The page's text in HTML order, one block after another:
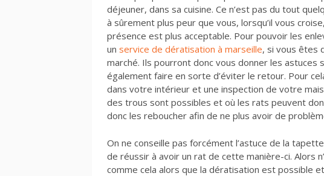
déjeuner, dans sa cuisine. Ce n’est pas du tout
à sûrement plus peur que vous, lorsqu’il vous
présence est plus acceptable. Pour pouvoir les
un service de dératisation à marseille, si vous êtes
marché. Ils pourront donc vous donner les astuces
également faire en sorte d’éviter le retour. Pour
dans votre intérieur et une inspection de votre
des trous sont possibles et où les rats peuvent
donc les reboucher afin de ne plus avoir de
On ne conseille pas forcément l’astuce de la
de réussir à avoir un rat de cette manière-ci. Alors
comme cela alors que la dératisation est possible